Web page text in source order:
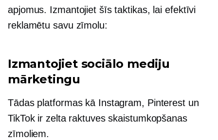
apjomus. Izmantojiet šīs taktikas, lai efektīvi
reklamētu savu zīmolu:
Izmantojiet sociālo mediju
mārketingu
Tādas platformas kā Instagram, Pinterest un
TikTok ir zelta raktuves skaistumkopšanas
zīmoliem.